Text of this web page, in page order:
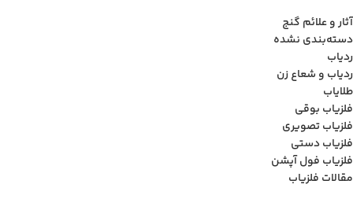
آثار و علائم گنج
دسته‌بندی نشده
ردیاب
ردیاب و شعاع زن
طلایاب
فلزیاب بوقی
فلزیاب تصویری
فلزیاب دستی
فلزیاب فول آپشن
مقالات فلزیاب